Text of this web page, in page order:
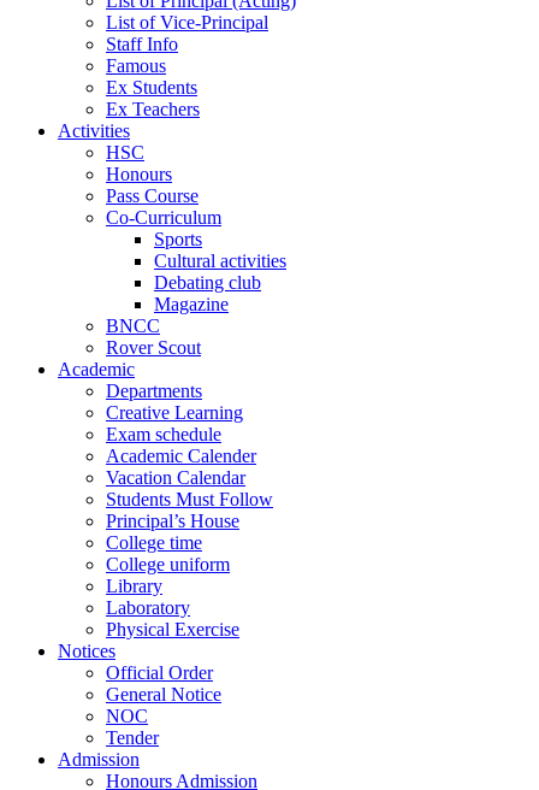
List of Vice-Principal
Staff Info
Famous
Ex Students
Ex Teachers
Activities
HSC
Honours
Pass Course
Co-Curriculum
Sports
Cultural activities
Debating club
Magazine
BNCC
Rover Scout
Academic
Departments
Creative Learning
Exam schedule
Academic Calender
Vacation Calendar
Students Must Follow
Principal’s House
College time
College uniform
Library
Laboratory
Physical Exercise
Notices
Official Order
General Notice
NOC
Tender
Admission
Honours Admission